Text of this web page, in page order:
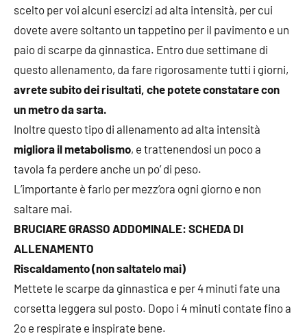
scelto per voi alcuni esercizi ad alta intensità, per cui
dovete avere soltanto un tappetino per il pavimento e un
paio di scarpe da ginnastica. Entro due settimane di
questo allenamento, da fare rigorosamente tutti i giorni,
avrete subito dei risultati, che potete constatare con
un metro da sarta.
Inoltre questo tipo di allenamento ad alta intensità
migliora il metabolismo, e trattenendosi un poco a
tavola fa perdere anche un po’ di peso.
L’importante è farlo per mezz’ora ogni giorno e non
saltare mai.
BRUCIARE GRASSO ADDOMINALE: SCHEDA DI
ALLENAMENTO
Riscaldamento (non saltatelo mai)
Mettete le scarpe da ginnastica e per 4 minuti fate una
corsetta leggera sul posto. Dopo i 4 minuti contate fino a
2o e respirate e inspirate bene.